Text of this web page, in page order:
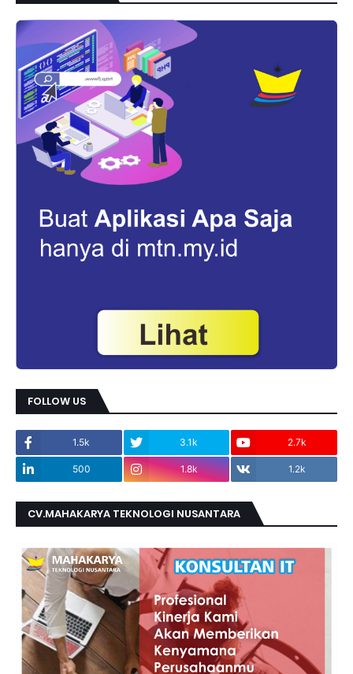
FOLLOW US
1.5k 3.1k 2.7k
500 1.8k 1.2k
CV.MAHAKARYA TEKNOLOGI NUSANTARA